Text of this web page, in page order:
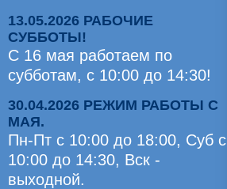
13.05.2026 РАБОЧИЕ
СУББОТЫ!
С 16 мая работаем по
субботам, с 10:00 до 14:30!
30.04.2026 РЕЖИМ РАБОТЫ С
МАЯ.
Пн-Пт с 10:00 до 18:00, Суб c
10:00 до 14:30, Вск -
выходной.